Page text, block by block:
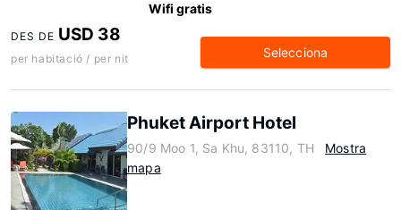
Wifi gratis
DES DE USD 38
per habitació / per nit Selecciona
Phuket Airport Hotel
90/9 Moo 1, Sa Khu, 83110, TH
Mostra
mapa